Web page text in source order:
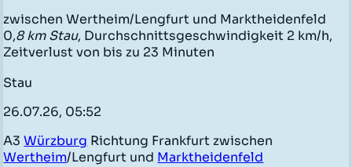
zwischen Wertheim/Lengfurt und Marktheidenfeld
0,8 km Stau, Durchschnittsgeschwindigkeit 2 km/h,
Zeitverlust von bis zu 23 Minuten
Stau
26.07.26, 05:52
A3Würzburg Richtung Frankfurt zwischen
Wertheim/Lengfurt und Marktheidenfeld